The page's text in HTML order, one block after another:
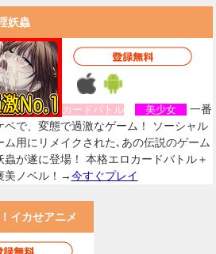
妖蟲
カードバトル 美少女
一番
ベで、変態で過激なゲーム！ ソーシャル
ム用にリメイクされた､あの伝説のゲーム
蟲が遂に登場！ 本格エロカードバトル＋
美ノベル！→今すぐプレイ
イカせアニメ